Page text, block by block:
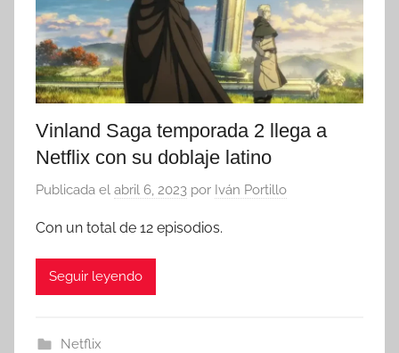
Vinland Saga temporada 2 llega a
Netflix con su doblaje latino
Publicada el abril 6, 2023 por Iván Portillo
Con un total de 12 episodios.
Seguir leyendo
Netflix